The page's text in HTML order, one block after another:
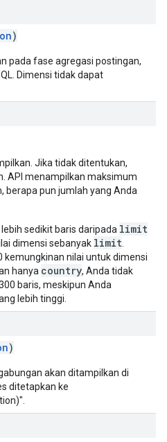
)
pada fase agregasi postingan,
Dimensi tidak dapat
Jika tidak ditentukan,
API menampilkan maksimum
berapa pun jumlah yang Anda
sedikit baris daripada limit
dimensi sebanyak limit
kemungkinan nilai untuk dimensi
hanya country, Anda tidak
baris, meskipun Anda
lebih tinggi.
)
akan ditampilkan di
ditetapkan ke